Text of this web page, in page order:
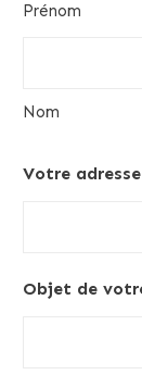
Prénom
Nom
Votre
Objet de